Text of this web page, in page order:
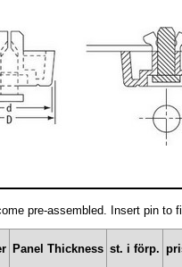
pre-assembled. Insert pin to
Panel Thickness st. i förp.